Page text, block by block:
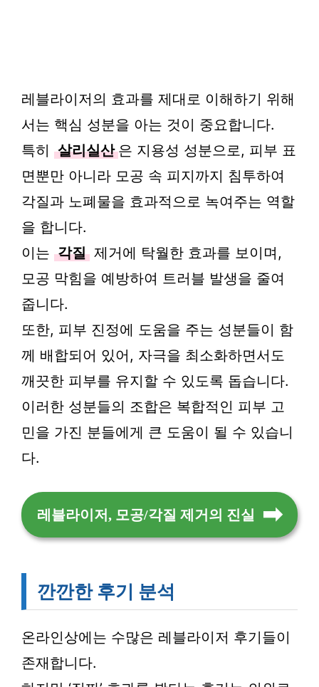
레블라이저의 효과를 제대로 이해하기 위해
서는 핵심 성분을 아는 것이 중요합니다.
특히 살리실산 은 지용성 성분으로, 피부 표
면뿐만 아니라 모공 속 피지까지 침투하여
각질과 노폐물을 효과적으로 녹여주는 역할
을 합니다.
이는 각질 제거에 탁월한 효과를 보이며,
모공 막힘을 예방하여 트러블 발생을 줄여
줍니다.
또한, 피부 진정에 도움을 주는 성분들이 함
께 배합되어 있어, 자극을 최소화하면서도
깨끗한 피부를 유지할 수 있도록 돕습니다.
이러한 성분들의 조합은 복합적인 피부 고
민을 가진 분들에게 큰 도움이 될 수 있습니
다.
레블라이저, 모공/각질 제거의 진실
깐깐한 후기 분석
온라인상에는 수많은 레블라이저 후기들이
존재합니다.